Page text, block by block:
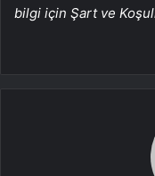
bilgi için Şart ve